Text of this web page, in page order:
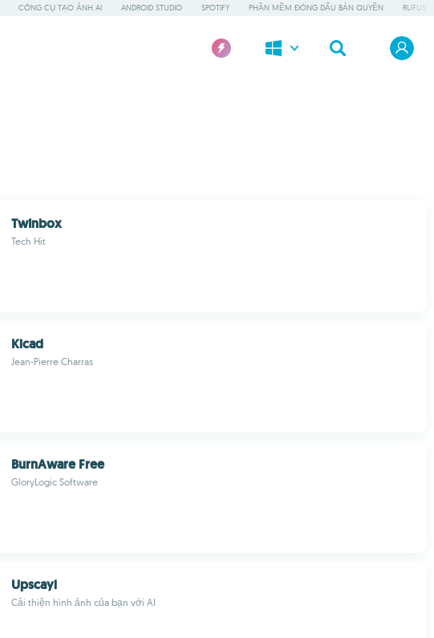
CÔNG CỤ TẠO ẢNH AI ANDROID STUDIO SPOTIFY PHẦN MỀM ĐÓNG DẤU BẢN QUYỀN RUFUS
TwInbox
Tech Hit
Kicad
Jean-Pierre Charras
BurnAware Free
GloryLogic Software
Upscayl
Cải thiện hình ảnh của bạn với AI